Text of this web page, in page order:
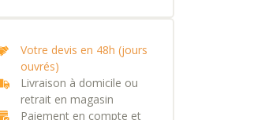
Votre devis en 48h (jours
ouvrés)
Livraison à domicile ou
retrait en magasin
Paiement en compte et